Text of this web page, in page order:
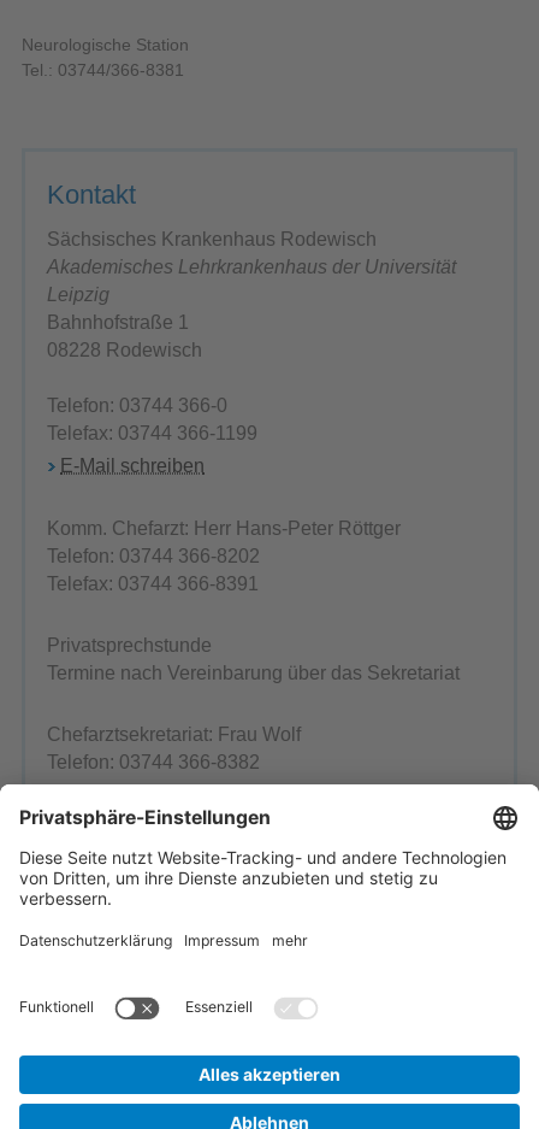
Neurologische Station
Tel.: 03744/366-8381
Kontakt
Sächsisches Krankenhaus Rodewisch
Akademisches Lehrkrankenhaus der Universität
Leipzig
Bahnhofstraße 1
08228 Rodewisch
Telefon: 03744 366-0
Telefax: 03744 366-1199
E-Mail schreiben
Komm. Chefarzt: Herr Hans-Peter Röttger
Telefon: 03744 366-8202
Telefax: 03744 366-8391
Privatsprechstunde
Termine nach Vereinbarung über das Sekretariat
Chefarztsekretariat: Frau Wolf
Telefon: 03744 366-8382
Pflegedirektor: Thomas Winkler
Telefon: 03744/366-1160
Inhaltsübersicht Impressum